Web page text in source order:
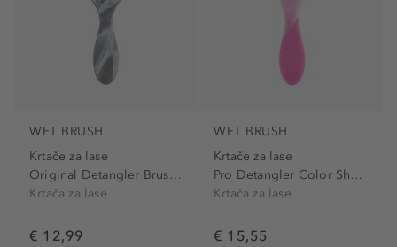
WET BRUSH
Krtače za lase
Original Detangler Brush...
Krtača za lase
€ 12,99
WET BRUSH
Krtače za lase
Pro Detangler Color Shock...
Krtača za lase
€ 15,55